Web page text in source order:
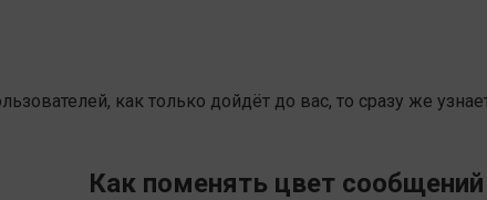
как только дойдёт до вас, то сразу же
Как поменять цвет